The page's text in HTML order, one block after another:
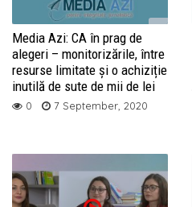
Media Azi: CA în prag de
alegeri – monitorizările, între
resurse limitate și o achiziție
inutilă de sute de mii de lei
0 7 September, 2020